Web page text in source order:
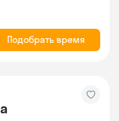
Подобрать время